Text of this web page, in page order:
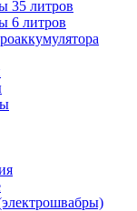
35 литров
6 литров